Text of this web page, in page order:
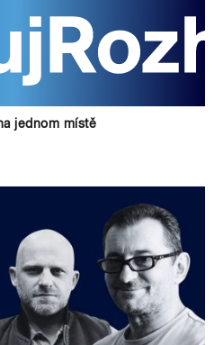
jednom místě